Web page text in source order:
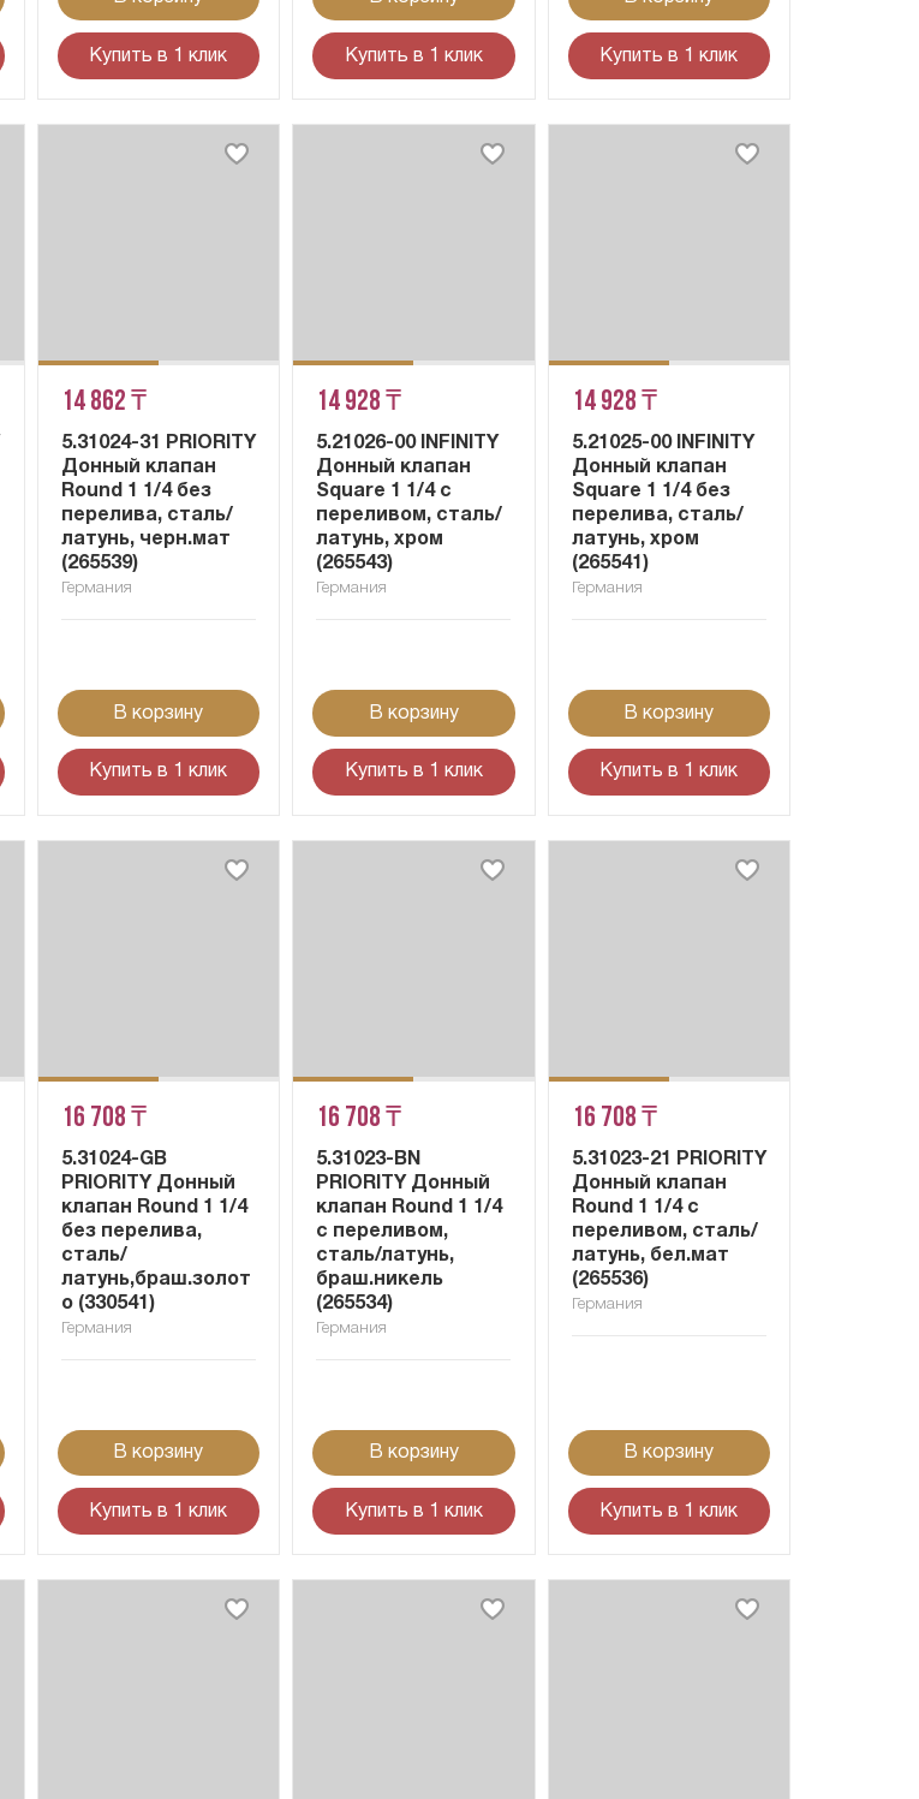
Купить в 1 клик Купить в 1 клик Купить в 1 клик
14 862 ₸
5.31024-31 PRIORITY
Донный клапан
Round 1 1/4 без
перелива, сталь/
латунь, черн.мат
(265539)
Германия
В корзину
Купить в 1 клик
14 928 ₸
5.21026-00 INFINITY
Донный клапан
Square 1 1/4 с
переливом, сталь/
латунь, хром
(265543)
Германия
В корзину
Купить в 1 клик
14 928 ₸
5.21025-00 INFINITY
Донный клапан
Square 1 1/4 без
перелива, сталь/
латунь, хром
(265541)
Германия
В корзину
Купить в 1 клик
16 708 ₸
5.31024-GB
PRIORITY Донный
клапан Round 1 1/4
без перелива,
сталь/
латунь,браш.золот
о (330541)
Германия
В корзину
Купить в 1 клик
16 708 ₸
5.31023-BN
PRIORITY Донный
клапан Round 1 1/4
с переливом,
сталь/латунь,
браш.никель
(265534)
Германия
В корзину
Купить в 1 клик
16 708 ₸
5.31023-21 PRIORITY
Донный клапан
Round 1 1/4 с
переливом, сталь/
латунь, бел.мат
(265536)
Германия
В корзину
Купить в 1 клик